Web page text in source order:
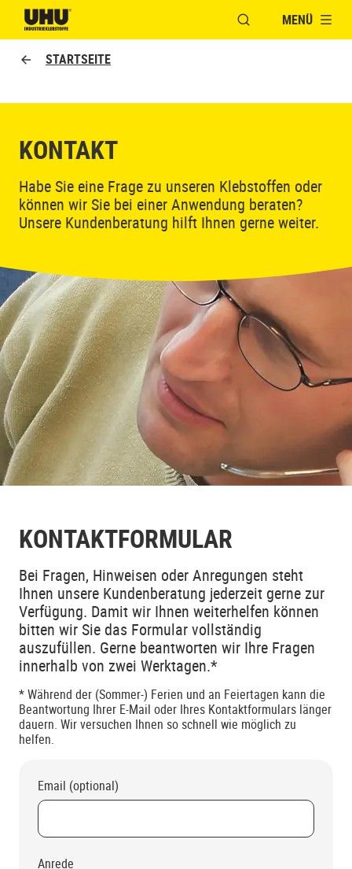
FENSTER FÜR DIE
MENÜ
STARTSEITE
KONTAKT
Habe Sie eine Frage zu unseren Klebstoffen oder
können wir Sie bei einer Anwendung beraten?
Unsere Kundenberatung hilft Ihnen gerne weiter.
KONTAKTFORMULAR
Bei Fragen, Hinweisen oder Anregungen steht
Ihnen unsere Kundenberatung jederzeit gerne zur
Verfügung. Damit wir Ihnen weiterhelfen können
bitten wir Sie das Formular vollständig
auszufüllen. Gerne beantworten wir Ihre Fragen
innerhalb von zwei Werktagen.*
* Während der (Sommer-) Ferien und an Feiertagen kann die
Beantwortung Ihrer E-Mail oder Ihres Kontaktformulars länger
dauern. Wir versuchen Ihnen so schnell wie möglich zu
helfen.
Email (optional)
Anrede